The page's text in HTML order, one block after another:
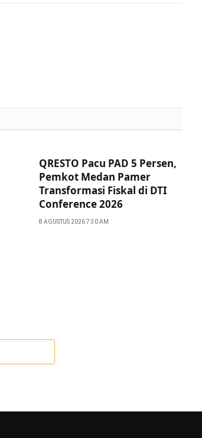
QRESTO Pacu PAD 5 Persen,
Pemkot Medan Pamer
Transformasi Fiskal di DTI
Conference 2026
8 AGUSTUS 2026 7:30 AM